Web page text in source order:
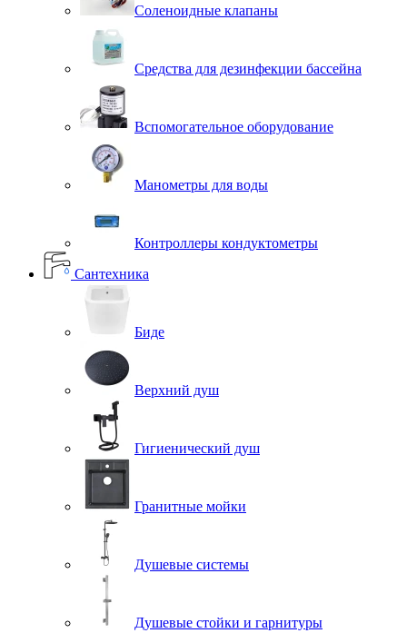
Соленоидные клапаны
Средства для дезинфекции бассейна
Вспомогательное оборудование
Манометры для воды
Контроллеры кондуктометры
Сантехника
Биде
Верхний душ
Гигиенический душ
Гранитные мойки
Душевые системы
Душевые стойки и гарнитуры